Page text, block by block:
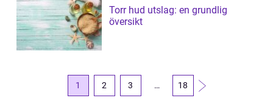
Torr hud utslag: en grundlig
översikt
1 2 3 … 18